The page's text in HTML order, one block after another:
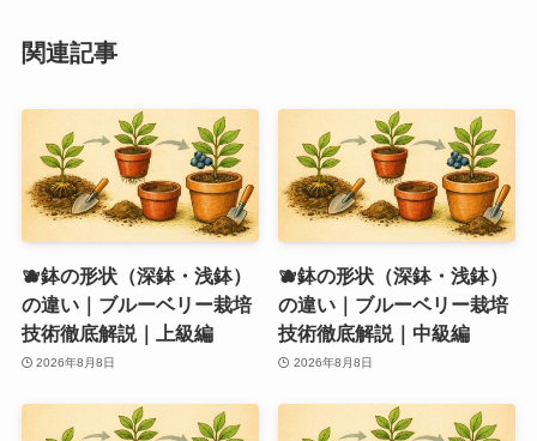
関連記事
🫐鉢の形状（深鉢・浅鉢）
の違い｜ブルーベリー栽培
技術徹底解説｜上級編
2026年8月8日
🫐鉢の形状（深鉢・浅鉢）
の違い｜ブルーベリー栽培
技術徹底解説｜中級編
2026年8月8日